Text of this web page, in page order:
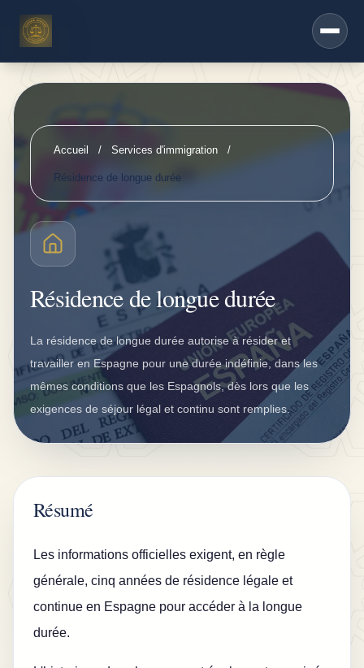
e
s
s
r
c
e
s
s
s
u
r
a
n
s
V
Accueil / Services d'immigration /
Résidence de longue durée
Résidence de longue durée
La résidence de longue durée autorise à résider et
travailler en Espagne pour une durée indéfinie, dans les
mêmes conditions que les Espagnols, dès lors que les
exigences de séjour légal et continu sont remplies.
Résumé
Les informations officielles exigent, en règle
générale, cinq années de résidence légale et
continue en Espagne pour accéder à la longue
durée.